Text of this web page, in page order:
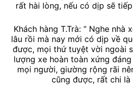
rất hài lòng, nếu có dịp sẽ
Khách hàng T.Trà: “ Nghe nhà
lâu rồi mà nay mới có dịp về
được, mọi thứ tuyệt vời ngoài
lượng xe hoàn toàn xứng
mọi người, giường rộng rãi
cũng được, rất chi là